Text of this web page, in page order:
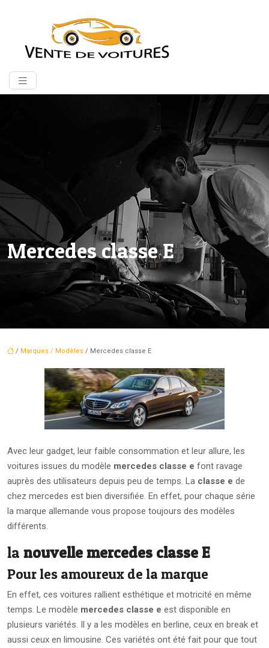
Mercedes classe E
/ Marques / Modèles / Mercedes classe E
Avec leur gadget, leur faible consommation et leur allure, les
voitures issues du modèle mercedes classe e font ravage
auprès des utilisateurs depuis peu de temps. La classe e de
chez mercedes est bien diversifiée. En effet, pour chaque série
la marque allemande vous propose toujours des modèles
différents.
la nouvelle mercedes classe E
Pour les amoureux de la marque
En effet, ces voitures rallient esthétique et motricité en même
temps. Le modèle mercedes classe e est disponible en
plusieurs variétés. Il y a les modèles en berline, ceux en break et
aussi ceux en limousine. Ces variétés ont été fait pour que tout